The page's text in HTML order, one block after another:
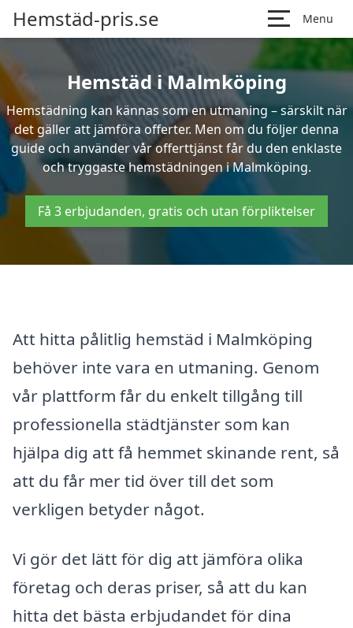
Hemstäd-pris.se Menu
Hemstäd i Malmköping
Hemstädning kan kännas som en utmaning – särskilt när
det gäller att jämföra offerter. Men om du följer denna
guide och använder vår offerttjänst får du den enklaste
och tryggaste hemstädningen i Malmköping.
Få 3 erbjudanden, gratis och utan förpliktelser
Att hitta pålitlig hemstäd i Malmköping
behöver inte vara en utmaning. Genom
vår plattform får du enkelt tillgång till
professionella städtjänster som kan
hjälpa dig att få hemmet skinande rent, så
att du får mer tid över till det som
verkligen betyder något.
Vi gör det lätt för dig att jämföra olika
företag och deras priser, så att du kan
hitta det bästa erbjudandet för dina